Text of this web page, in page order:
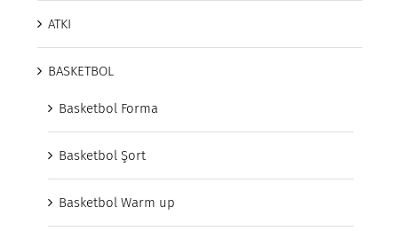
ATKI
BASKETBOL
Basketbol Forma
Basketbol Şort
Basketbol Warm up